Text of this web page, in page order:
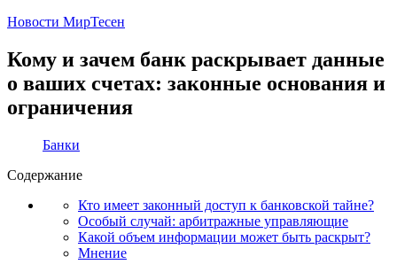
Новости МирТесен
Кому и зачем банк раскрывает данные
о ваших счетах: законные основания и
ограничения
Банки
Содержание
Кто имеет законный доступ к банковской тайне?
Особый случай: арбитражные управляющие
Какой объем информации может быть раскрыт?
Мнение